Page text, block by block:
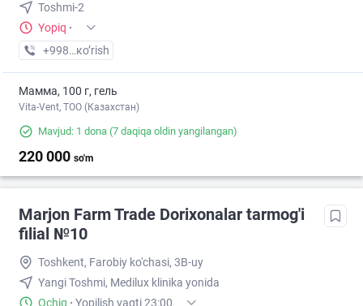
Toshmi-2
Yopiq ·
+998 (77) XXX-XX-XX
кo’rish
Мамма, 100 г, гель
Vita-Vent, TOO (Казахстан)
Mavjud: 1 dona (7 daqiqa oldin yangilangan)
220 000 so'm
Marjon Farm Trade Dorixonalar tarmog'i
filial №10
Toshkent, Farobiy ko'chasi, 3B-uy
Yangi Toshmi, Medilux klinika yonida
Ochiq · Yopilish vaqti 23:00